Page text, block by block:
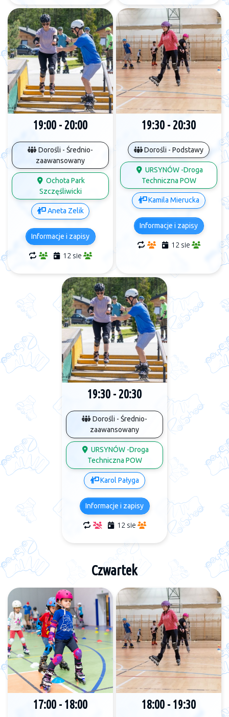
19:00 - 20:00
Dorośli - Średnio-
zaawansowany
Ochota Park
Szczęśliwicki
Aneta Zelik
Informacje i zapisy
12 sie
19:30 - 20:30
Dorośli - Podstawy
URSYNÓW -Droga
Techniczna POW
Kamila Mierucka
Informacje i zapisy
12 sie
19:30 - 20:30
Dorośli - Średnio-
zaawansowany
URSYNÓW -Droga
Techniczna POW
Karol Pałyga
Informacje i zapisy
12 sie
Czwartek
17:00 - 18:00 18:00 - 19:30